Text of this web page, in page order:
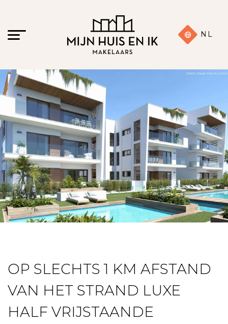
NL
14 foto's
OP SLECHTS 1 KM AFSTAND
VAN HET STRAND LUXE
HALF VRIJSTAANDE